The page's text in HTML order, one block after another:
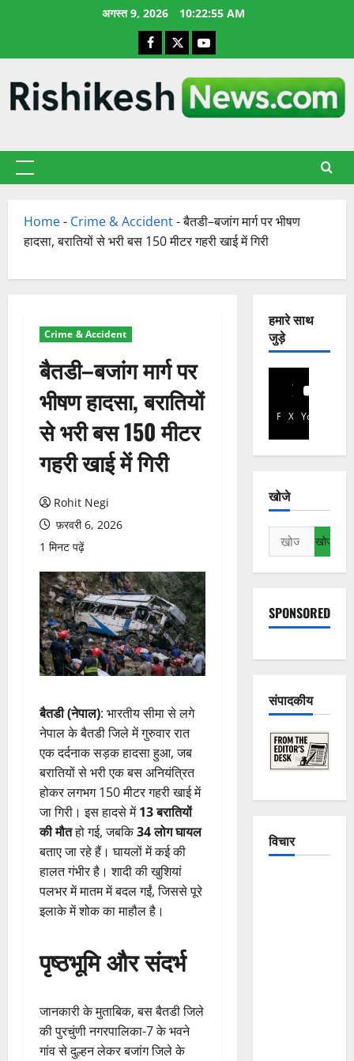
अगस्त 9, 2026 10:22:56 AM
Facebook
X YouTube
प्राथमिक
Home- Crime & Accident-बैतडी–बजांग मार्ग पर भीषण
हादसा, बरातियों से भरी बस 150 मीटर गहरी खाई में गिरी
Crime & Accident
बैतडी–बजांग मार्ग पर
भीषण हादसा, बरातियों
से भरी बस 150 मीटर
गहरी खाई में गिरी
Rohit Negi
फ़रवरी 6, 2026
1 मिनट पढ़ें
बैतडी (नेपाल): भारतीय सीमा से लगे
नेपाल के बैतडी जिले में गुरुवार रात
एक दर्दनाक सड़क हादसा हुआ, जब
बरातियों से भरी एक बस अनियंत्रित
होकर लगभग 150 मीटर गहरी खाई में
जा गिरी। इस हादसे में13 बरातियों
की मौतहो गई, जबकि34 लोग घायल
बताए जा रहे हैं। घायलों में कई की
हालत गंभीर है। शादी की खुशियां
पलभर में मातम में बदल गईं, जिससे पूरे
इलाके में शोक का माहौल है।
पृष्ठभूमि और संदर्भ
जानकारी के मुताबिक, बस बैतडी जिले
की पुरचुंणी नगरपालिका-7 के भवने
गांव से दुल्हन लेकर बजांग जिले के
हमारे साथ
जुड़े
Facebook
X YouTube
खोजे
निम्न
को
खोजें:
SPONSORED
संपादकीय
विचार